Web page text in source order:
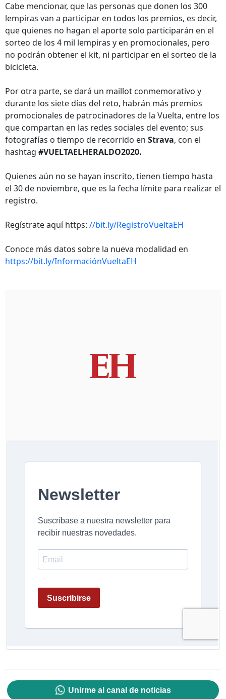
Cabe mencionar, que las personas que donen los 300
lempiras van a participar en todos los premios, es decir,
que quienes no hagan el aporte solo participarán en el
sorteo de los 4 mil lempiras y en promocionales, pero
no podrán obtener el kit, ni participar en el sorteo de la
bicicleta.
Por otra parte, se dará un maillot conmemorativo y
durante los siete días del reto, habrán más premios
promocionales de patrocinadores de la Vuelta, entre los
que compartan en las redes sociales del evento; sus
fotografías o tiempo de recorrido en Strava, con el
hashtag #VUELTAELHERALDO2020.
Quienes aún no se hayan inscrito, tienen tiempo hasta
el 30 de noviembre, que es la fecha límite para realizar el
registro.
Regístrate aquí https: //bit.ly/RegistroVueltaEH
Conoce más datos sobre la nueva modalidad en
https://bit.ly/InformaciónVueltaEH
Unirme al canal de noticias